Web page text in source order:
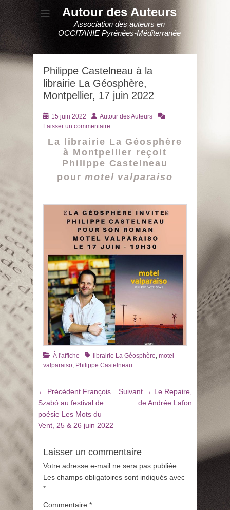
Autour des Auteurs
Association des auteurs en
OCCITANIE Pyrénées-Méditerranée
Philippe Castelneau à la
librairie La Géosphère,
Montpellier, 17 juin 2022
Posté
le
15 juin 2022 AuteurAutour des Auteurs
Laisser un commentaire
La librairie La Géosphère
à Montpellier reçoit
Philippe Castelneau
pourmotel valparaiso
Catégories
À l'affiche Tagslibrairie La Géosphère, motel
valparaiso, Philippe Castelneau
Navigation
de
l’article
← Précédent Article
précédent
:
François
Szabó au festival de
poésie Les Mots du
Vent, 25 & 26 juin 2022
Suivant → Article
suivant
Le Repaire,
de Andrée Lafon
Laisser un commentaire
Votre adresse e-mail ne sera pas publiée.
Les champs obligatoires sont indiqués avec
*
Commentaire *